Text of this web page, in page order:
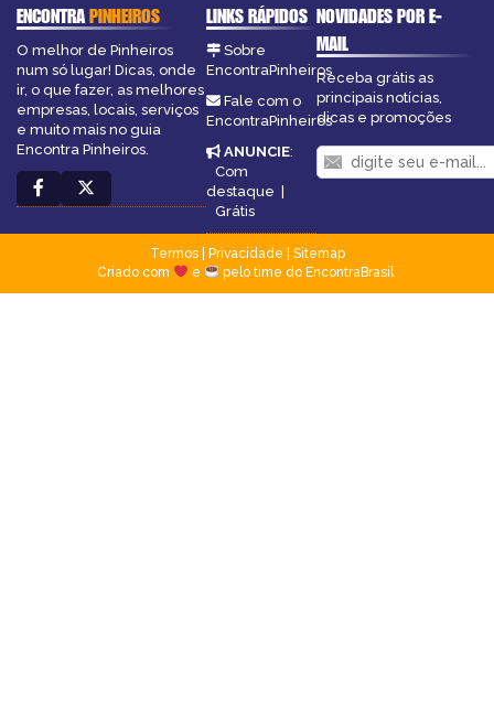
ENCONTRAPINHEIROS
O melhor de Pinheiros
num só lugar! Dicas, onde
ir, o que fazer, as melhores
empresas, locais, serviços
e muito mais no guia
Encontra Pinheiros.
LINKS RÁPIDOS
Sobre
EncontraPinheiros
Fale com o
EncontraPinheiros
ANUNCIE:
Com
destaque
Grátis
NOVIDADES POR E-
MAIL
Receba grátis as
principais notícias,
dicas e promoções
Termos| Privacidade
Sitemap
Criado com
e pelo time do EncontraBrasil